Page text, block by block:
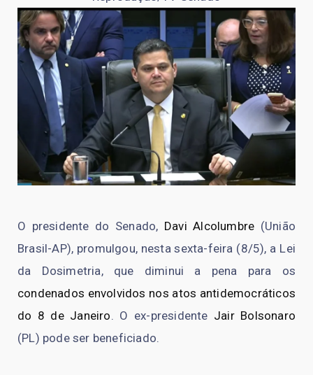
O presidente do Senado, Davi Alcolumbre (União
Brasil-AP), promulgou, nesta sexta-feira (8/5), a Lei
da Dosimetria, que diminui a pena para os
condenados envolvidos nos atos antidemocráticos
do 8 de Janeiro. O ex-presidente Jair Bolsonaro
(PL) pode ser beneficiado.